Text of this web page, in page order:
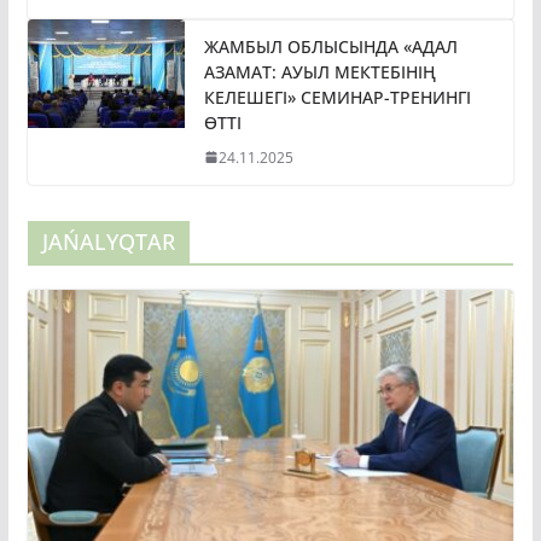
ЖАМБЫЛ ОБЛЫСЫНДА «АДАЛ
АЗАМАТ: АУЫЛ МЕКТЕБІНІҢ
КЕЛЕШЕГІ» СЕМИНАР-ТРЕНИНГІ
ӨТТІ
24.11.2025
JAŃALYQTAR